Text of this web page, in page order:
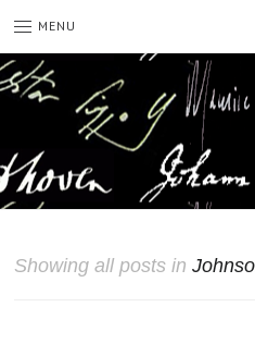
MENU
Showing all posts in